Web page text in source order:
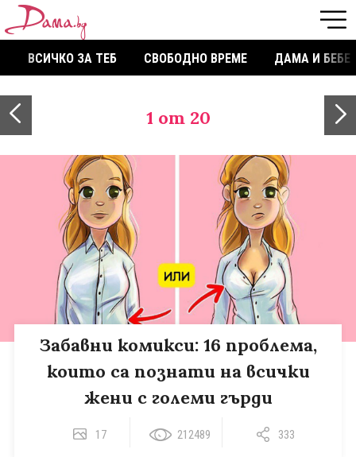
ВСИЧКО ЗА ТЕБ СВОБОДНО ВРЕМЕ ДАМА И БЕБЕ
1 от 20
Забавни комикси: 16 проблема,
които са познати на всички
жени с големи гърди
17 212489 333